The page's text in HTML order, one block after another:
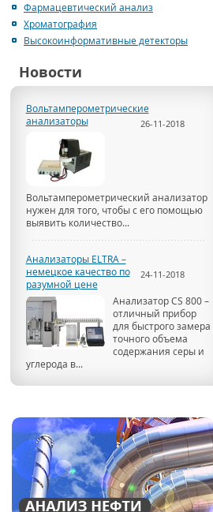
Фармацевтический анализ
Хроматография
Высокоинформативные детекторы
Новости
Вольтамперометрические
анализаторы
26-11-2018
Вольтамперометрический анализатор
нужен для того, чтобы с его помощью
выявить количество...
Анализаторы ELTRA –
немецкое качество по
разумной цене
24-11-2018
Анализатор CS 800 –
отличный прибор
для быстрого замера
точного объема
содержания серы и
углерода в...